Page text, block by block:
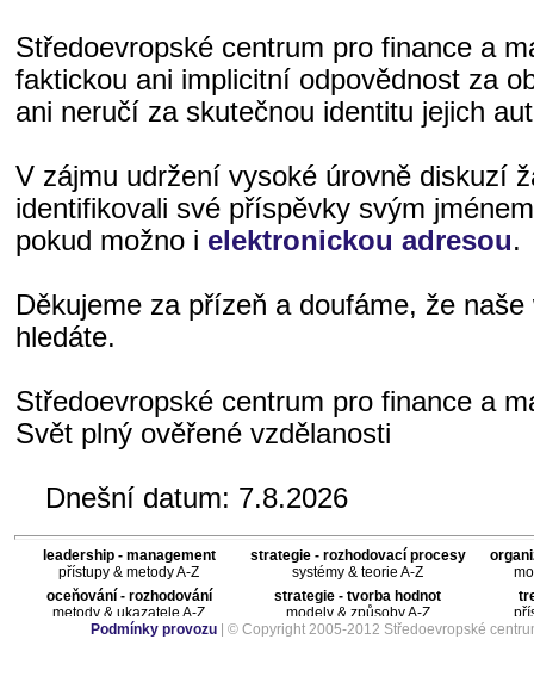
Středoevropské centrum pro finance a
faktickou ani implicitní odpovědnost za
ani neručí za skutečnou identitu jejich
V zájmu udržení vysoké úrovně diskuzí
identifikovali své příspěvky svým
pokud možno i elektronickou adresou.
Děkujeme za přízeň a doufáme, že
hledáte.
Středoevropské centrum pro finance a
Svět plný ověřené vzdělanosti
Dnešní datum: 7.8.2026
leadership - management strategie - rozhodovací procesy
přístupy & metody A-Z
systémy & teorie A-Z
oceňování - rozhodování
strategie - tvorba hodnot
metody & ukazatele A-Z
modely & způsoby A-Z
Podmínky provozu| © Copyright 2005-2012 Středoevropské